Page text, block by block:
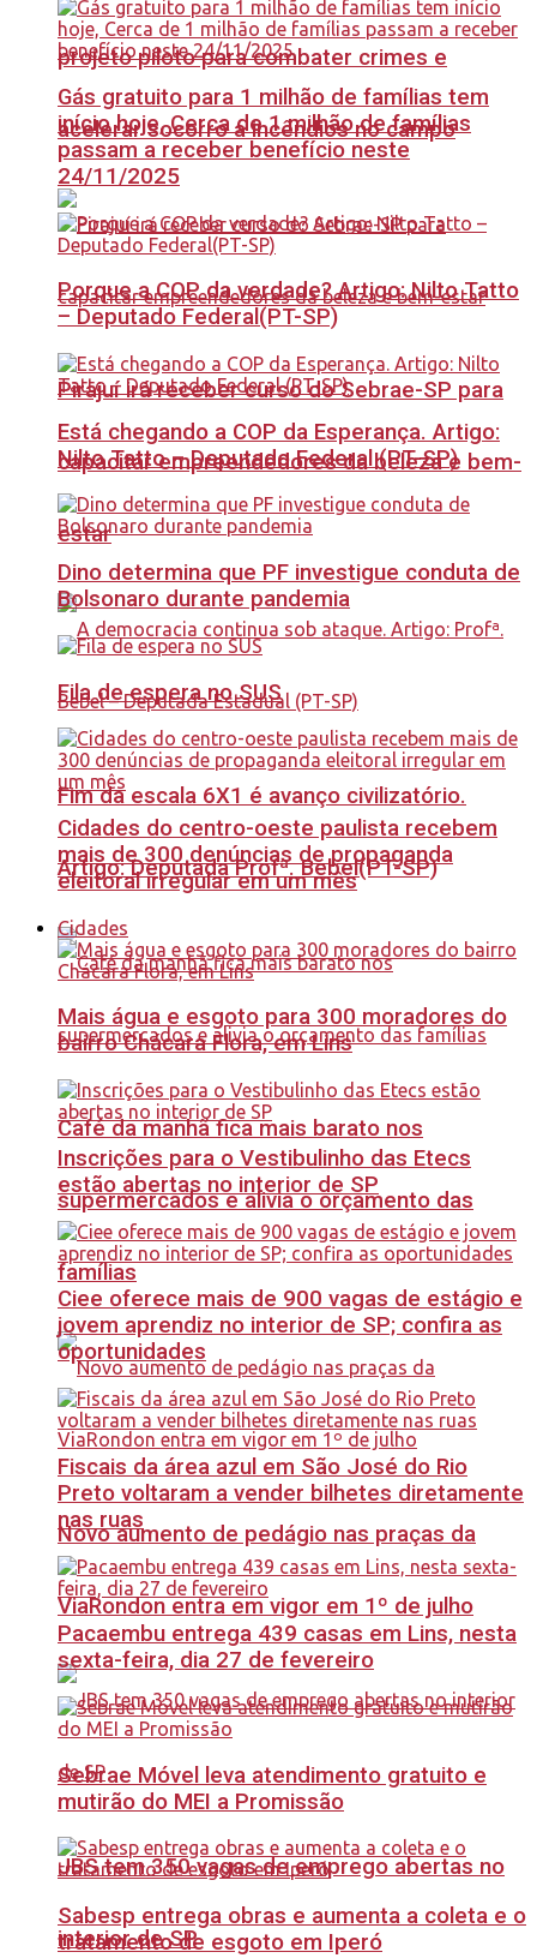
projeto piloto para combater crimes e
acelerar socorro a incêndios no campo
Pirajuí irá receber curso do Sebrae-SP para
capacitar empreendedores da beleza e bem-
estar
Fim da escala 6X1 é avanço civilizatório.
Artigo: Deputada Profª. Bebel(PT-SP)
Café da manhã fica mais barato nos
supermercados e alivia o orçamento das
famílias
Novo aumento de pedágio nas praças da
ViaRondon entra em vigor em 1º de julho
JBS tem 350 vagas de emprego abertas no
interior de SP
Gás gratuito para 1 milhão de famílias tem
início hoje, Cerca de 1 milhão de famílias
passam a receber benefício neste
24/11/2025
Porque a COP da verdade? Artigo: Nilto Tatto
– Deputado Federal(PT-SP)
Está chegando a COP da Esperança. Artigo:
Nilto Tatto – Deputado Federal (PT-SP)
Dino determina que PF investigue conduta de
Bolsonaro durante pandemia
Fila de espera no SUS
Cidades do centro-oeste paulista recebem
mais de 300 denúncias de propaganda
eleitoral irregular em um mês
Cidades
Mais água e esgoto para 300 moradores do
bairro Chácara Flora, em Lins
Inscrições para o Vestibulinho das Etecs
estão abertas no interior de SP
Ciee oferece mais de 900 vagas de estágio e
jovem aprendiz no interior de SP; confira as
oportunidades
Fiscais da área azul em São José do Rio
Preto voltaram a vender bilhetes diretamente
nas ruas
Pacaembu entrega 439 casas em Lins, nesta
sexta-feira, dia 27 de fevereiro
Sebrae Móvel leva atendimento gratuito e
mutirão do MEI a Promissão
Sabesp entrega obras e aumenta a coleta e o
tratamento de esgoto em Iperó